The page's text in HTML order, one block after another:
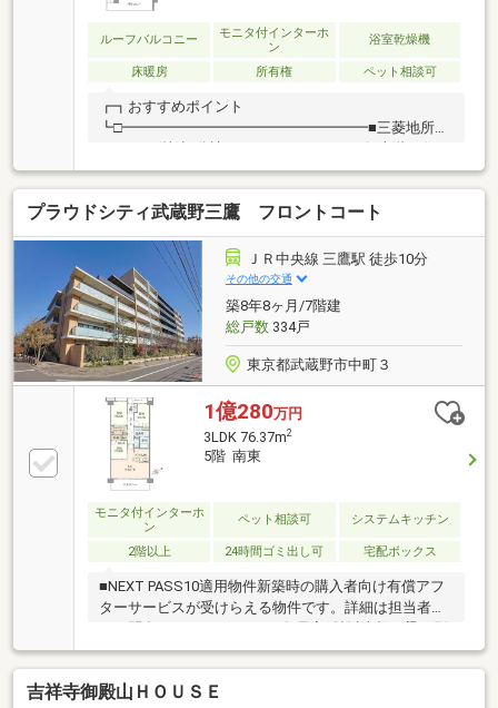
ルーフバルコニー
モニタ付インターホ
ン
浴室乾燥機
床暖房 所有権 ペット相談可
┏┓おすすめポイント
┗□━━━━━━━━━━━━━━━━━■三菱地所レ
のない独立性の高い住戸位置■床暖房完備■警備会社と
管理会社連携のセキュリティシステム■ペット飼育可
能（飼育細則あり）■モニター付きオートロックシス
テム■インターネット完備■宅配ボックス有
プラウドシティ武蔵野三鷹 フロントコート
ＪＲ中央線 三鷹駅 徒歩10分
その他の交通
築8年8ヶ月/7階建
総戸数334戸
東京都武蔵野市中町３
1億280万円
3LDK 76.37m2
5階 南東
モニタ付インターホ
ン
ペット相談可 システムキッチン
2階以上 24時間ゴミ出し可 宅配ボックス
■NEXT PASS10適用物件新築時の購入者向け有償アフ
ターサービスが受けらえる物件です。詳細は担当者ま
響が最小限のため、広くお使いいただけます。■開放
感のある横型リビングダイニングとリビングの生活動
線を分けやすい点も特徴です。◇敷地内に公園があ
吉祥寺御殿山ＨＯＵＳＥ